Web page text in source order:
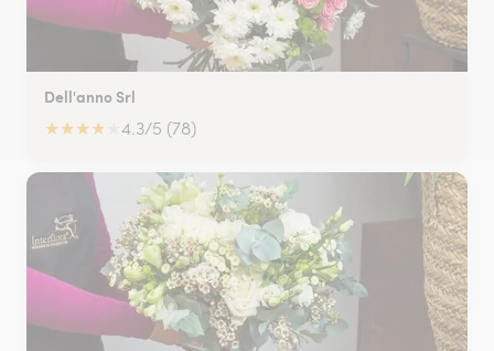
Dell'anno Srl
★★★★ 4.3/5 (78)